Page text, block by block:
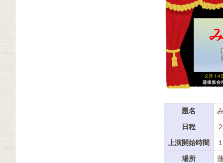
題名
日程
上演開始時間
場所